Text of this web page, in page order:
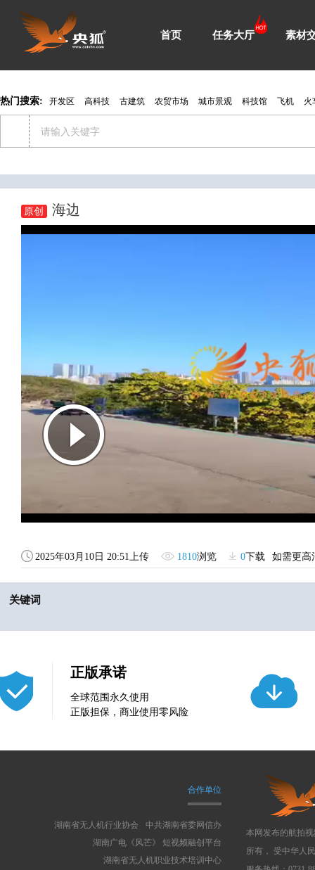
首页 任务大厅 素材
热门搜索: 开发区 高科技 古建筑 农贸市场 城市景观 科技馆 飞机 火
原创 海边
2025年03月10日 20:51上传 1810浏览 0下载 如需更高
关键词
正版承诺
全球范围永久使用
正版担保，商业使用零风险
合作单位
中共湖南省委网信办
湖南省无人机行业协会
湖南广电《风芒》 短视频融创平台
湖南省无人机职业技术培训中心
本网发布的航拍
所有， 受中华人